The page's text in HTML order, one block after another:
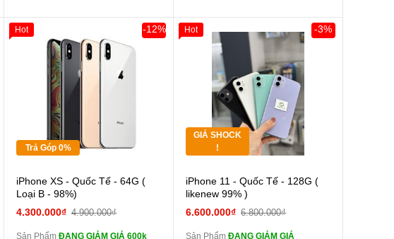
Trả Góp 0%
Giảm 100.000đ
Khách Hàng
Thân Thiết
Tặng
Tặng
Cường lực 10D full
màn
tai nghe iPhone 6S
iPhone XS - Quốc Tế - 64G (
Loại B - 98%)
4.300.000₫ 4.900.000₫
-12%
Sản PhẩmĐANG GIẢM GIÁ 600k
Hot
GIÁ SHOCK
!
Giảm 100.000đ
Khách Hàng
Thân Thiết
Tặng
Tặng
Cường lực 10D full
màn
tai nghe iPhone 6S
iPhone 11 - Quốc Tế - 128G (
likenew 99% )
6.600.000₫ 6.800.000₫
-3%
Sản PhẩmĐANG GIẢM GIÁ
Hot